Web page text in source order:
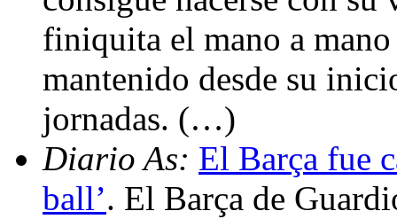
finiquita el mano a
mantenido desde su
jornadas. (…)
Diario As: El Barça fue
ball’. El Barça de